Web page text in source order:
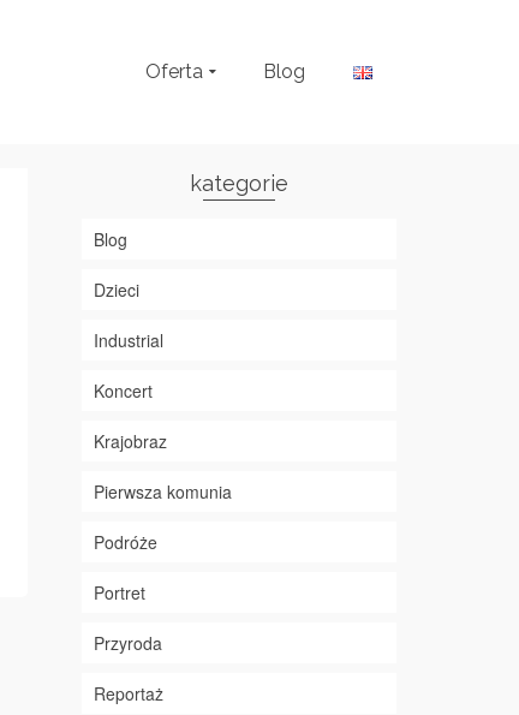
Oferta Blog
kategorie
Blog
Dzieci
Industrial
Koncert
Krajobraz
Pierwsza komunia
Podróże
Portret
Przyroda
Reportaż